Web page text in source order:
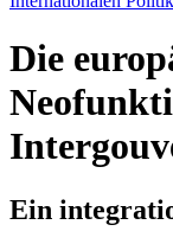
Die
Ein